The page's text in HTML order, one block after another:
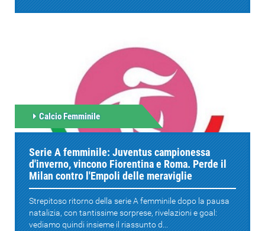
Calcio Femminile
Serie A femminile: Juventus campionessa
d'inverno, vincono Fiorentina e Roma. Perde il
Milan contro l'Empoli delle meraviglie
Strepitoso ritorno della serie A femminile dopo la pausa
natalizia, con tantissime sorprese, rivelazioni e goal:
vediamo quindi insieme il riassunto d...